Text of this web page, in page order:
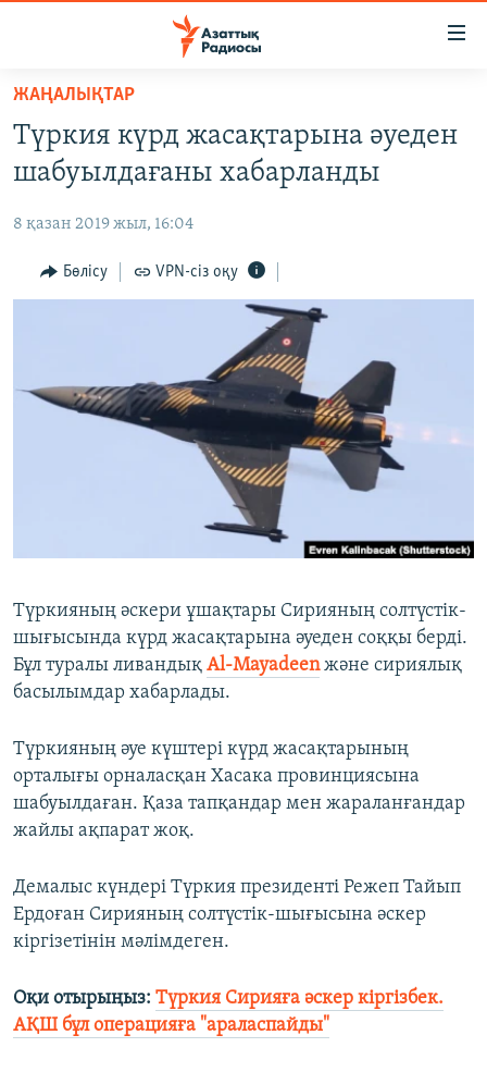
Skip
main
content
to
Navigation
Skip
САЯСАТ
AZATTYQTV
ҚАҢТАР ОҚИҒАСЫ
АДАМ ҚҰҚЫҚТАРЫ
АРНАЙЫ ЖОБАЛАР
Басқа тілдерде
ЖАҢАЛЫҚТАР
Түркия күрд жасақтарына әуеден
шабуылдағаны хабарланды
8 қазан 2019 жыл, 16:04
Бөлісу VPN-сіз оқу
Түркияның әскери ұшақтары Сирияның солтүстік-
шығысында күрд жасақтарына әуеден соққы берді.
Бұл туралы ливандық Al-Mayadeenжәне сириялық
басылымдар хабарлады.
Түркияның әуе күштері күрд жасақтарының
орталығы орналасқан Хасака провинциясына
шабуылдаған. Қаза тапқандар мен жараланғандар
жайлы ақпарат жоқ.
Демалыс күндері Түркия президенті Режеп Тайып
Ердоған Сирияның солтүстік-шығысына әскер
кіргізетінін мәлімдеген.
Оқи отырыңыз: Түркия Сирияға әскер кіргізбек.
АҚШ бұл операцияға "араласпайды"